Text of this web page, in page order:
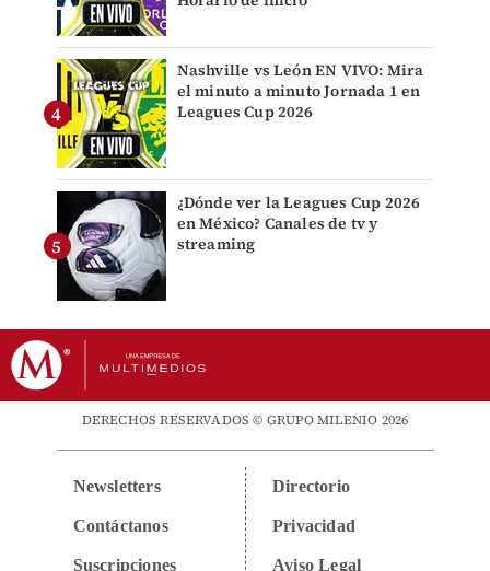
Nashville vs León EN VIVO: Mira
el minuto a minuto Jornada 1 en
Leagues Cup 2026
¿Dónde ver la Leagues Cup 2026
en México? Canales de tv y
streaming
DERECHOS RESERVADOS © GRUPO MILENIO 2026
Newsletters
Contáctanos
Suscripciones
Directorio
Privacidad
Aviso Legal